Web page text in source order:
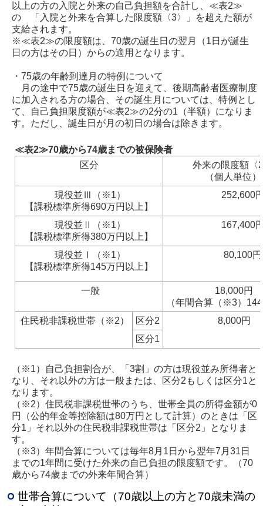
以上の方の入院と外来の自己負担額を合計し、≪表2≫
の 「入院と外来を合算した限度額〈3〉」を超えた額が
支給されます。
※≪表2≫の限度額は、70歳の誕生日の翌月（1日が誕生
日の方はその日）からの適用となります。
・75歳の年齢到達月の特例について
月の途中で75歳の誕生日を迎えて、後期高齢者医療制度
に加入される方の場合、その誕生月については、特例とし
て、自己負担限度額が≪表2≫の2分の1（半額）になりま
す。ただし、誕生日が月の初日の場合は除きます。
≪表2≫70歳から74歳までの被保険者
区分
外来の限度額〈
（個人単位）
現役並Ⅲ（※1）
【課税標準所得690万円以上】
252,600
現役並Ⅱ（※1）
【課税標準所得380万円以上】
167,400
現役並Ⅰ（※1）
【課税標準所得145万円以上】
80,100
一般
18,000円
（年間合算（※3）
住民税非課税世帯（※2）
区分2
8,000円
区分1
（※1）自己負担割合が、「3割」の方は現役並み所得者と
なり、それ以外の方は一般または、区分2もしくは区分1と
なります。
（※2）住民税非課税世帯のうち、世帯全員の所得金額が0
円（公的年金等控除額は80万円として計算）のときは「区
分1」それ以外の住民税非課税世帯は「区分2」となりま
す。
（※3）年間合算については毎年8月1日から翌年7月31日
までの1年間に受けた外来の自己負担の限度額です。（70
歳から74歳までの外来年間合算）
世帯合算について（70歳以上の方と70歳未満の